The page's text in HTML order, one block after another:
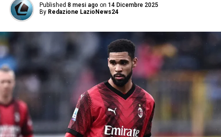
Published 8 mesi ago on 14 Dicembre 2025
By Redazione LazioNews24